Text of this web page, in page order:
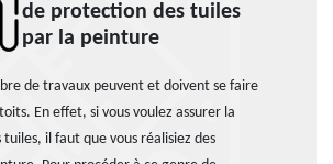
de protection des tuiles
par la peinture
de travaux peuvent et doivent se faire
En effet, si vous voulez assurer la
il faut que vous réalisiez des